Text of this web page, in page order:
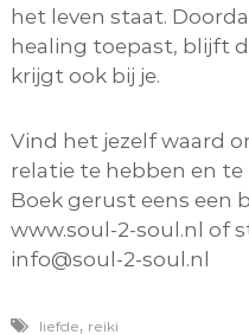
het leven staat.
healing toepast, blijft
krijgt ook bij je.
Vind het jezelf waard
relatie te hebben en
Boek gerust eens een
www.soul-2-soul.nl of
info@soul-2-soul.nl
liefde, reiki